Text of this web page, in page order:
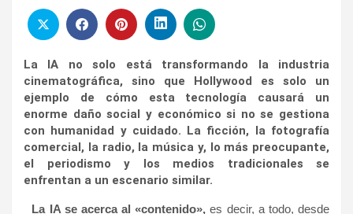
La IA no solo está transformando la industria
cinematográfica, sino que Hollywood es solo un
ejemplo de cómo esta tecnología causará un
enorme daño social y económico si no se gestiona
con humanidad y cuidado. La ficción, la fotografía
comercial, la radio, la música y, lo más preocupante,
el periodismo y los medios tradicionales se
enfrentan a un escenario similar.
La IA se acerca al «contenido», es decir, a todo, desde